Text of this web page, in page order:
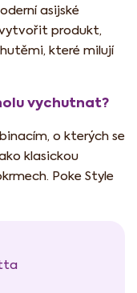
asijské
produkt,
které milují
vychutnat?
o kterých se
klasickou
Poke Style